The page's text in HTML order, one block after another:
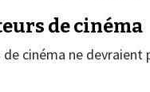
de cinéma
cinéma ne devraient